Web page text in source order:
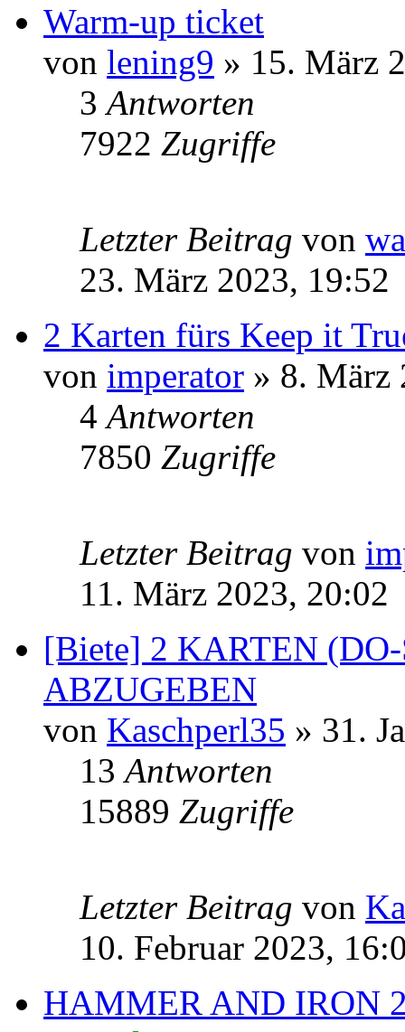
Warm-up ticket
von lening9 » 15. März
3Antworten
7922 Zugriffe
Letzter Beitrag von
23. März 2023, 19:52
2 Karten fürs Keep it
von imperator » 8. März
4Antworten
7850 Zugriffe
Letzter Beitrag von
11. März 2023, 20:02
[Biete] 2 KARTEN
ABZUGEBEN
von Kaschperl35 » 31.
13Antworten
15889 Zugriffe
Letzter Beitrag von
10. Februar 2023,
HAMMER AND IRON